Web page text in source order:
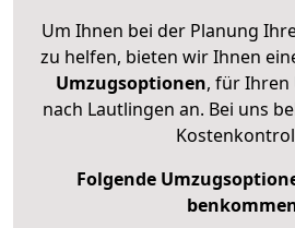
Um Ihnen bei der Planung
zu helfen, bieten wir Ihnen
Umzugsoptionen, für Ihren
nach Lautlingen an. Bei uns
Folgende